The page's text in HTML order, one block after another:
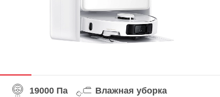
19000 Па Влажная уборка